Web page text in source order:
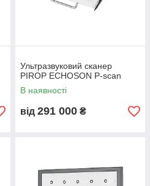
Ультразвуковий сканер
PIROP ECHOSON P-scan
В наявності
від 291 000 ₴